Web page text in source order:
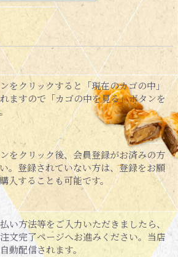
をクリックすると「現在のカゴの中」
ますので「カゴの中を見る」ボタンを
をクリック後、会員登録がお済みの方
。登録されていない方は、登録をお願
入することも可能です。
い方法等をご入力いただきましたら、
文完了ページへお進みください。当店
動配信されます。